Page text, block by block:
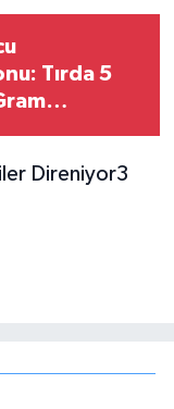
Tırda 5